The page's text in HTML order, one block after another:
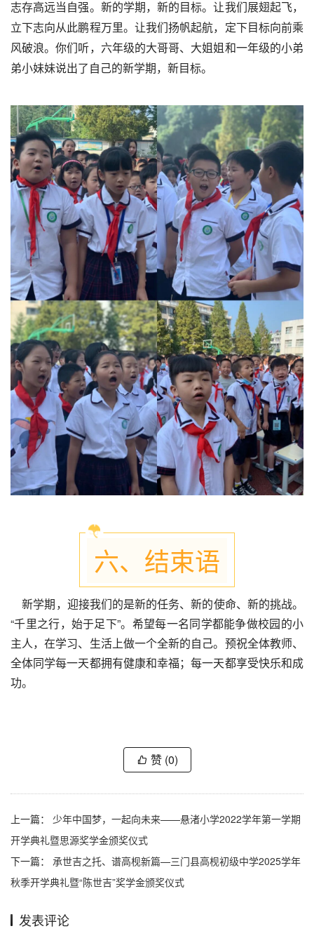
志存高远当自强。新的学期，新的目标。让我们展翅起飞，
立下志向从此鹏程万里。让我们扬帆起航，定下目标向前乘
风破浪。你们听，六年级的大哥哥、大姐姐和一年级的小弟
弟小妹妹说出了自己的新学期，新目标。
六、结束语
新学期，迎接我们的是新的任务、新的使命、新的挑战。
“千里之行，始于足下”。希望每一名同学都能争做校园的小
主人，在学习、生活上做一个全新的自己。预祝全体教师、
全体同学每一天都拥有健康和幸福；每一天都享受快乐和成
功。
赞 (0)
上一篇： 少年中国梦，一起向未来——悬渚小学2022学年第一学期
开学典礼暨思源奖学金颁奖仪式
下一篇： 承世吉之托、谱高枧新篇—三门县高枧初级中学2025学年
秋季开学典礼暨“陈世吉”奖学金颁奖仪式
发表评论